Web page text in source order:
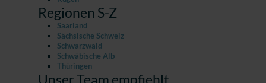
Regionen S-Z
Saarland
Sächsische Schweiz
Schwarzwald
Schwäbische Alb
Thüringen
Unser Team empfiehlt